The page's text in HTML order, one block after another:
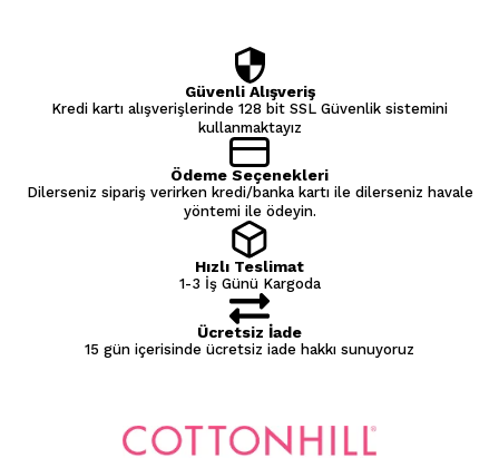
Güvenli Alışveriş
Kredi kartı alışverişlerinde 128 bit SSL Güvenlik sistemini
kullanmaktayız
Ödeme Seçenekleri
Dilerseniz sipariş verirken kredi/banka kartı ile dilerseniz havale
yöntemi ile ödeyin.
Hızlı Teslimat
1-3 İş Günü Kargoda
Ücretsiz İade
15 gün içerisinde ücretsiz iade hakkı sunuyoruz